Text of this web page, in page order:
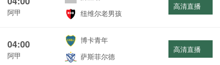
阿甲
纽维尔老男孩
高清直播
04:00
阿甲
博卡青年
萨斯菲尔德
高清直播